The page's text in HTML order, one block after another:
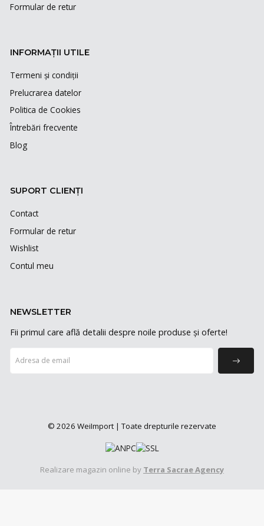
Formular de retur
INFORMAȚII UTILE
Termeni și condiții
Prelucrarea datelor
Politica de Cookies
Întrebări frecvente
Blog
SUPORT CLIENȚI
Contact
Formular de retur
Wishlist
Contul meu
NEWSLETTER
Fii primul care află detalii despre noile produse și oferte!
© 2026 WeiImport | Toate drepturile rezervate
Realizare magazin online by Terra Sacrae Agency